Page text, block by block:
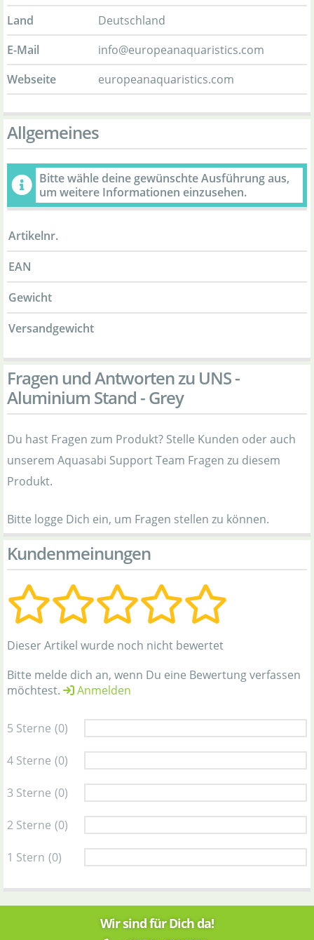
Land
Deutschland
E-Mail
info@europeanaquaristics.com
Webseite
europeanaquaristics.com
Allgemeines
Bitte wähle deine gewünschte Ausführung aus,
um weitere Informationen einzusehen.
Artikelnr.
EAN
Gewicht
Versandgewicht
Fragen und Antworten zu UNS -
Aluminium Stand - Grey
Du hast Fragen zum Produkt? Stelle Kunden oder auch
unserem Aquasabi Support Team Fragen zu diesem
Produkt.
Bitte logge Dich ein, um Fragen stellen zu können.
Kundenmeinungen
Dieser Artikel wurde noch nicht bewertet
Bitte melde dich an, wenn Du eine Bewertung verfassen
möchtest.
Anmelden
5 Sterne (0)
4 Sterne (0)
3 Sterne (0)
2 Sterne (0)
1 Stern (0)
Wir sind für Dich da!